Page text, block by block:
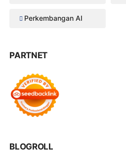
Perkembangan AI
PARTNET
BLOGROLL